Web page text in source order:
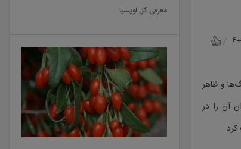
+۶
و ظاهر
آن را در
معرفی گل لویسیا